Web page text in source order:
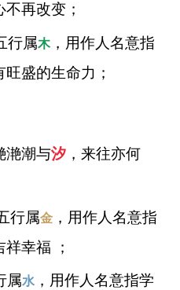
再改变；
行属木，用作人名意指
盛的生命力；
潮与汐，来往亦何
行属金，用作人名意指
幸福 ；
属水，用作人名意指学